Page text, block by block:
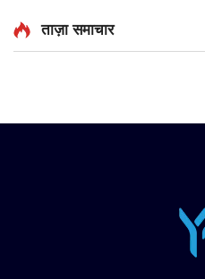
ताज़ा समाचार